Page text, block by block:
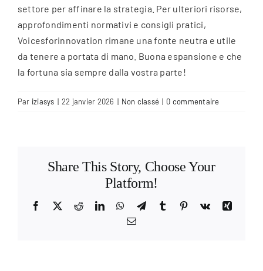
settore per affinare la strategia. Per ulteriori risorse,
approfondimenti normativi e consigli pratici,
Voicesforinnovation rimane una fonte neutra e utile
da tenere a portata di mano. Buona espansione e che
la fortuna sia sempre dalla vostra parte!
Par iziasys | 22 janvier 2026 | Non classé | 0 commentaire
Share This Story, Choose Your
Platform!
Facebook
X RedditLinkedInWhatsApp
TelegramTumblr Pinterest
Vk
Xing
Email